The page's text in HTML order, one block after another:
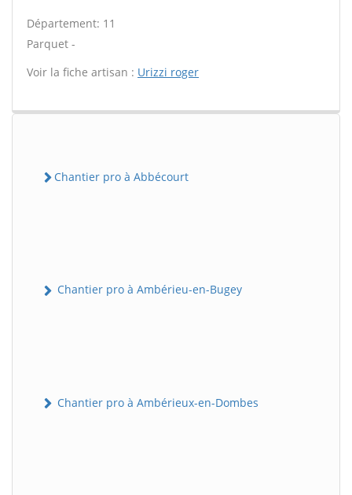
Département: 11
Parquet -
Voir la fiche artisan : Urizzi roger
Chantier pro à Abbécourt
Chantier pro à Ambérieu-en-Bugey
Chantier pro à Ambérieux-en-Dombes